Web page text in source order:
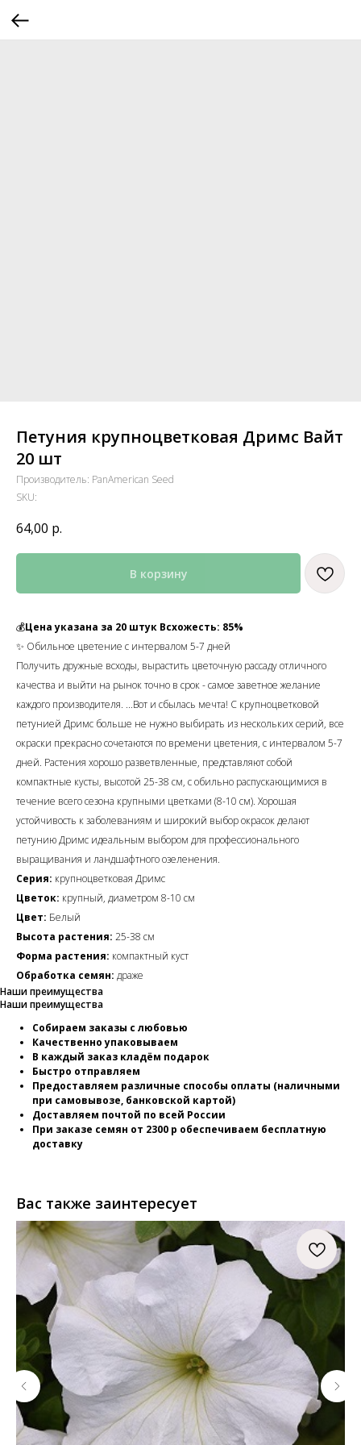
Петуния крупноцветковая Дримс Вайт
20 шт
Производитель: PanAmerican Seed
SKU:
64,00 р.
В корзину
💰Цена указана за 20 штук Всхожесть: 85%
✨ Обильное цветение с интервалом 5-7 дней
Получить дружные всходы, вырастить цветочную рассаду отличного
качества и выйти на рынок точно в срок - самое заветное желание
каждого производителя. ...Вот и сбылась мечта! С крупноцветковой
петунией Дримс больше не нужно выбирать из нескольких серий, все
окраски прекрасно сочетаются по времени цветения, с интервалом 5-7
дней. Растения хорошо разветвленные, представляют собой
компактные кусты, высотой 25-38 см, с обильно распускающимися в
течение всего сезона крупными цветками (8-10 см). Хорошая
устойчивость к заболеваниям и широкий выбор окрасок делают
петунию Дримс идеальным выбором для профессионального
выращивания и ландшафтного озеленения.
Серия: крупноцветковая Дримс
Цветок: крупный, диаметром 8-10 см
Цвет: Белый
Высота растения: 25-38 см
Форма растения: компактный куст
Обработка семян: драже
Наши преимущества
Наши преимущества
Собираем заказы с любовью
Качественно упаковываем
В каждый заказ кладём подарок
Быстро отправляем
Предоставляем различные способы оплаты (наличными
при самовывозе, банковской картой)
Доставляем почтой по всей России
При заказе семян от 2300 р обеспечиваем бесплатную
доставку
Вас также заинтересует